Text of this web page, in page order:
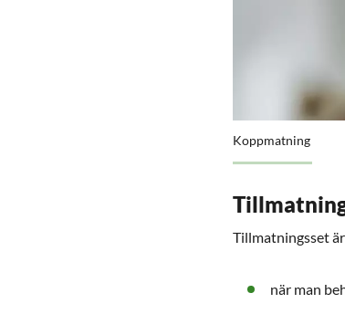
Koppmatning
Tillmatningsset
när man